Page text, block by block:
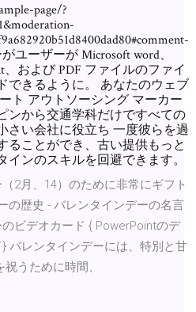
page/?
ユーザーが Microsoft word、
、および PDF ファイルのファイ
できるように。 あなたのウェブ
ト アウトソーシング マーカー
ンから交通学科だけですべての
さい会社に役立ち 一度彼らを過
ることができ、古い提供もっと
インのスキルを回避できます。
2月、14）のために非常にギフト
の歴史 - バレンタインデーの名言
ビデオカード { PowerPointのデ
バレンタインデーには、特別と甘
うために時間、